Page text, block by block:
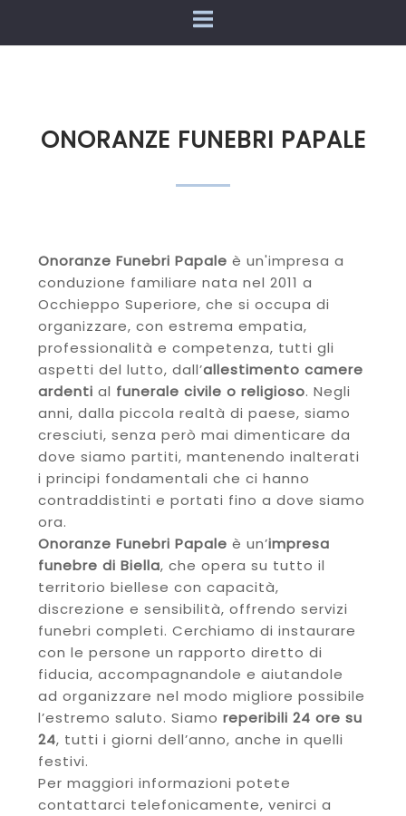
ONORANZE FUNEBRI PAPALE
Onoranze Funebri Papale è un'impresa a
conduzione familiare nata nel 2011 a
Occhieppo Superiore, che si occupa di
organizzare, con estrema empatia,
professionalità e competenza, tutti gli
aspetti del lutto, dall’allestimento camere
ardenti al funerale civile o religioso. Negli
anni, dalla piccola realtà di paese, siamo
cresciuti, senza però mai dimenticare da
dove siamo partiti, mantenendo inalterati
i principi fondamentali che ci hanno
contraddistinti e portati fino a dove siamo
ora.
Onoranze Funebri Papale è un’impresa
funebre di Biella, che opera su tutto il
territorio biellese con capacità,
discrezione e sensibilità, offrendo servizi
funebri completi. Cerchiamo di instaurare
con le persone un rapporto diretto di
fiducia, accompagnandole e aiutandole
ad organizzare nel modo migliore possibile
l’estremo saluto. Siamoreperibili 24 ore su
24, tutti i giorni dell’anno, anche in quelli
festivi.
Per maggiori informazioni potete
contattarci telefonicamente, venirci a